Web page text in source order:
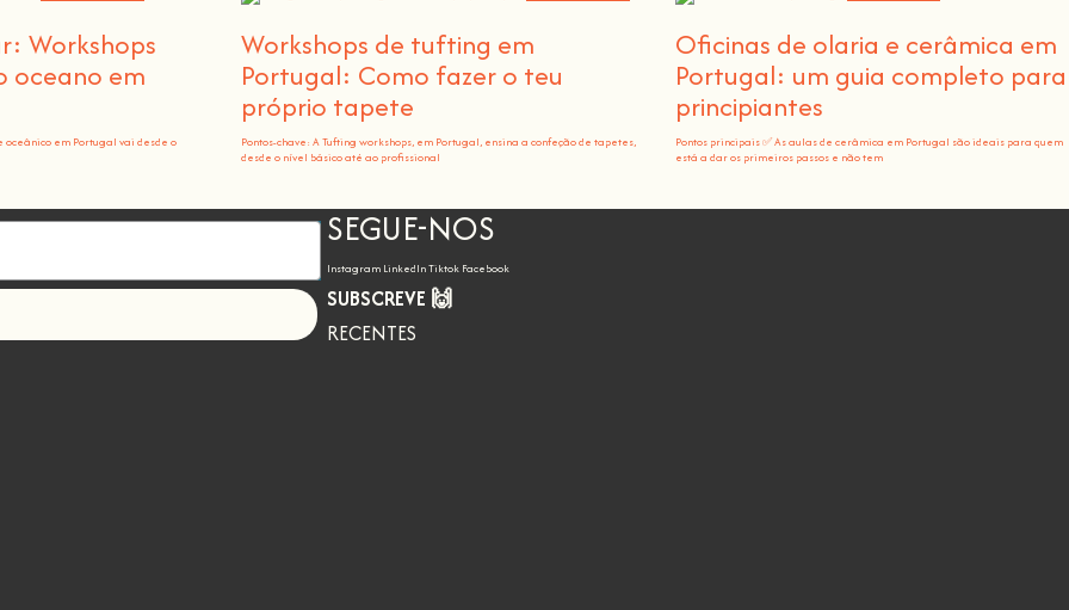
Workshops
oceano em
oceânico em Portugal vai desde o
Workshops de tufting em
Portugal: Como fazer o teu
próprio tapete
Pontos-chave: A Tufting workshops, em Portugal, ensina a confeção de tapetes,
desde o nível básico até ao profissional
Oficinas de olaria e cerâmica em
Portugal: um guia completo para
principiantes
Pontos principais ✅ As aulas de cerâmica em Portugal são ideais para quem
está a dar os primeiros passos e não tem
SEGUE-NOS
Instagram LinkedInTiktok Facebook
SUBSCREVE 🙌
RECENTES